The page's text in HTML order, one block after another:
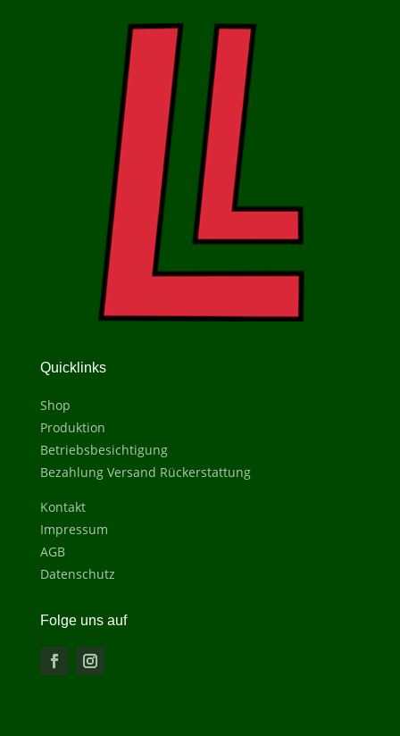
Quicklinks
Shop
Produktion
Betriebsbesichtigung
Bezahlung Versand Rückerstattung
Kontakt
Impressum
AGB
Datenschutz
Folge uns auf